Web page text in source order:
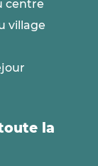
centre
village
la